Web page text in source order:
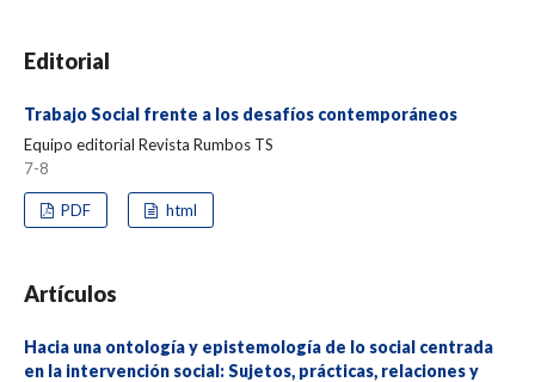
Editorial
Trabajo Social frente a los desafíos contemporáneos
Equipo editorial Revista Rumbos TS
7-8
PDF html
Artículos
Hacia una ontología y epistemología de lo social centrada
en la intervención social: Sujetos, prácticas, relaciones y